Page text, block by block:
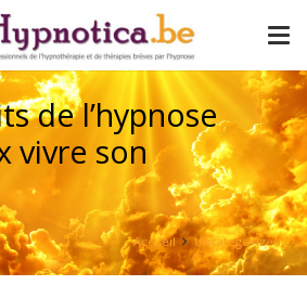
de l’hypnose
vivre son
Accueil Uncategorized